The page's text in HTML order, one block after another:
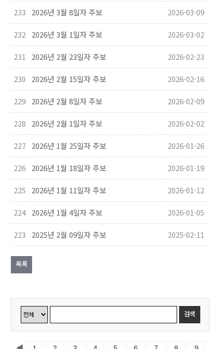
233 2026년 3월 8일자 주보 2026-03-09
232 2026년 3월 1일자 주보 2026-03-02
231 2026년 2월 23일자 주보 2026-02-23
230 2026년 2월 15일자 주보 2026-02-16
229 2026년 2월 8일자 주보 2026-02-09
228 2026년 2월 1일자 주보 2026-02-02
227 2026년 1월 25일자 주보 2026-01-26
226 2026년 1월 18일자 주보 2026-01-19
225 2026년 1월 11일자 주보 2026-01-12
224 2026년 1월 4일자 주보 2026-01-05
223 2025년 2월 09일자 주보 2025-02-11
목록
검색